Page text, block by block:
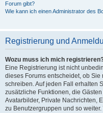
Forum gibt?
Wie kann ich einen Administrator des
Registrierung und
Wozu muss ich mich
Eine Registrierung ist nicht
dieses Forums entscheidet, ob
schreiben. Auf jeden Fall erhalten
zusätzliche Funktionen, die
Avatarbilder, Private Nachrichten,
zu Benutzergruppen und so